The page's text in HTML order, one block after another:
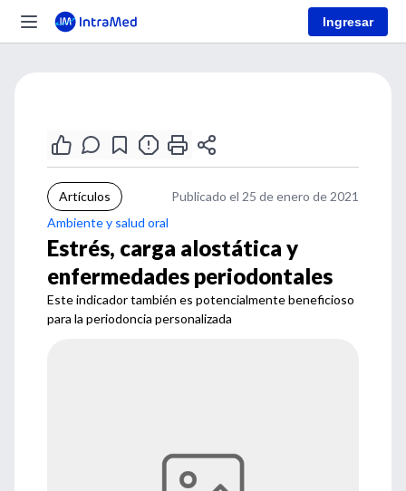
Ingresar
Artículos
Publicado el 25 de enero de 2021
Ambiente y salud oral
Estrés, carga alostática y
enfermedades periodontales
Este indicador también es potencialmente beneficioso
para la periodoncia personalizada